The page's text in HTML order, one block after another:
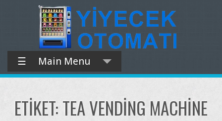
☰ Main Menu
ETIKET:TEA VENDING MACHINE